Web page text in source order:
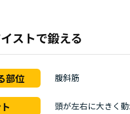
ストで鍛える
部位 腹斜筋
頭が左右に大きく